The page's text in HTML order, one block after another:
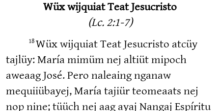
Wüx wijquiat Teat Jesucristo
(Lc. 2:1-7)
18Wüx wijquiat Teat Jesucristo atcüy
tajlüy: María mimüm nej altiüt mipoch
aweaag José. Pero naleaing nganaw
mequiiübayej, María tajiür teomeaats nej
nop nine; tüüch nej aag ayaj Nangaj Espíritu